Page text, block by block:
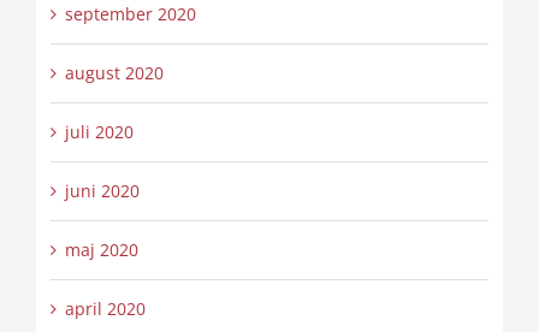
september 2020
august 2020
juli 2020
juni 2020
maj 2020
april 2020